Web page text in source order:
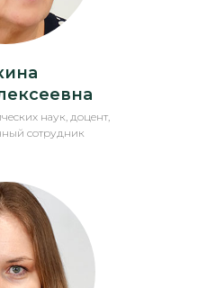
наук, доцент,
сотрудник